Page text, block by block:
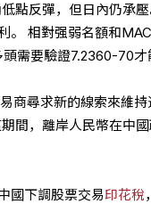
點反彈，但日內仍承
。 相對强弱名額和
需要驗證7.2360-70才
商尋求新的線索來維
間，離岸人民幣在中
國下調股票交易印花稅